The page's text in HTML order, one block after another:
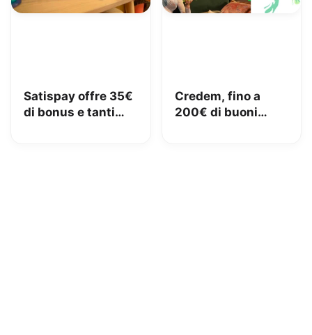
Satispay offre 35€
di bonus e tanti
Credem, fino a
200€ di buoni